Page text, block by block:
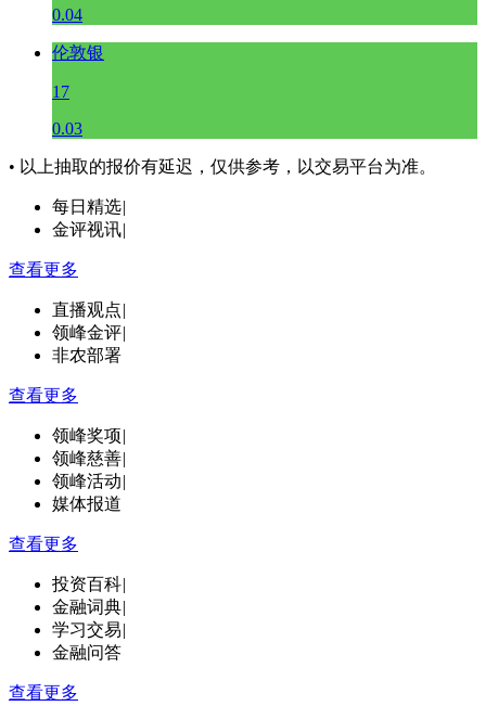
0.04
伦敦银
17
0.03
• 以上抽取的报价有延迟，仅供参考，以交易平台为准。
每日精选|
金评视讯|
查看更多
直播观点|
领峰金评|
非农部署
查看更多
领峰奖项|
领峰慈善|
领峰活动|
媒体报道
查看更多
投资百科|
金融词典|
学习交易|
金融问答
查看更多